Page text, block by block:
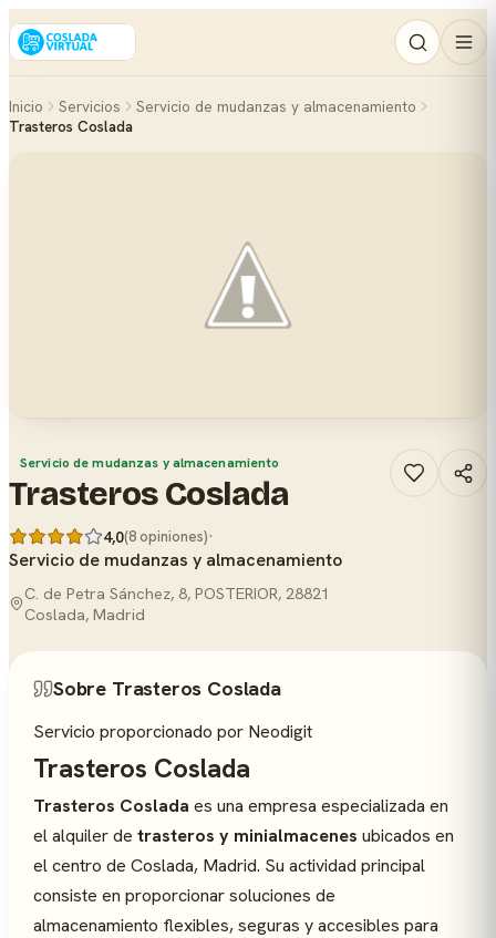
Inicio Servicios
Servicio de mudanzas y almacenamiento
Trasteros Coslada
Servicio de mudanzas y almacenamiento
Trasteros Coslada
4,0(8 opiniones)·
Servicio de mudanzas y almacenamiento
C. de Petra Sánchez, 8, POSTERIOR, 28821
Coslada, Madrid
Sobre Trasteros Coslada
Servicio proporcionado por Neodigit
Trasteros Coslada
Trasteros Coslada es una empresa especializada en
el alquiler de trasteros y minialmacenes ubicados en
el centro de Coslada, Madrid. Su actividad principal
consiste en proporcionar soluciones de
almacenamiento flexibles, seguras y accesibles para